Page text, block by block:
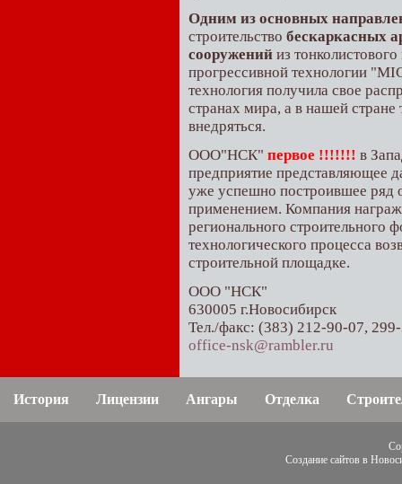
Одним из основных
строительство бескаркасных
сооружений из
прогрессивной технологии
технология получила свое
странах мира, а в нашей стране
внедряться.
ООО"НСК" первое !!!!!!! в
предприятие представляющее
уже успешно построившее ряд
применением. Компания
регионального
технологического процесса
строительной площадке.
ООО "НСК"
630005 г.Новосибирск
Тел./факс: (383) 212-90-07,
office-nsk@rambler.ru
История Лицензии Ангары Отделка
Создание сайтов в